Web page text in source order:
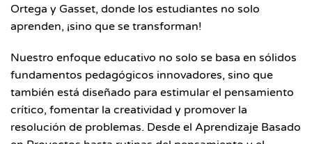
Ortega y Gasset, donde los estudiantes no solo
aprenden, ¡sino que se transforman!
Nuestro enfoque educativo no solo se basa en sólidos
fundamentos pedagógicos innovadores, sino que
también está diseñado para estimular el pensamiento
crítico, fomentar la creatividad y promover la
resolución de problemas. Desde el Aprendizaje Basado